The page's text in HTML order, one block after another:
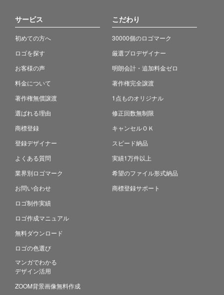
サービス
初めての方へ
ロゴを探す
お客様の声
料金について
著作権無償譲渡
選ばれる理由
商標登録
登録デザイナー
よくある質問
業界別ロゴマーク
お問い合わせ
ロゴ制作実績
ロゴ作成マニュアル
無料ダウンロード
ロゴの色選び
マンガでわかる
デザイン活用
ZOOM背景画像無料作成
こだわり
30000個のロゴマーク
厳選プロデザイナー
明朗会計・追加料金ゼロ
著作権完全譲渡
1点ものオリジナル
修正回数無制限
キャンセルＯＫ
スピード納品
実績1万件以上
希望のファイル形式納品
商標登録サポート